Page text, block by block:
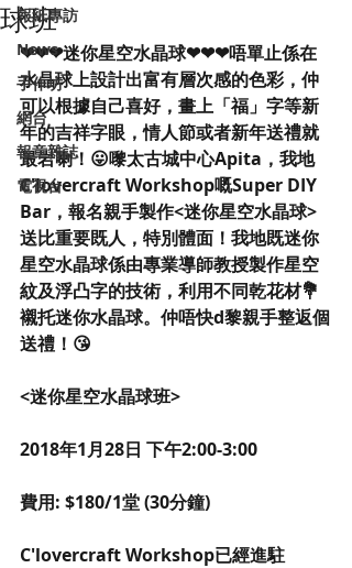
報紙專訪
News
手作坊
網台
報章雜誌
電視台
球班
❤❤❤迷你星空水晶球❤❤❤唔單止係在
水晶球上設計出富有層次感的色彩，仲
可以根據自己喜好，畫上「福」字等新
年的吉祥字眼，情人節或者新年送禮就
最岩喇！😛嚟太古城中心Apita，我地
C'lovercraft Workshop嘅Super DIY
Bar，報名親手製作<迷你星空水晶球>
送比重要既人，特別體面！我地既迷你
星空水晶球係由專業導師教授製作星空
紋及浮凸字的技術，利用不同乾花材💐
襯托迷你水晶球。仲唔快d黎親手整返個
送禮！😘
<迷你星空水晶球班>
2018年1月28日 下午2:00-3:00
費用: $180/1堂 (30分鐘)
C'lovercraft Workshop已經進駐